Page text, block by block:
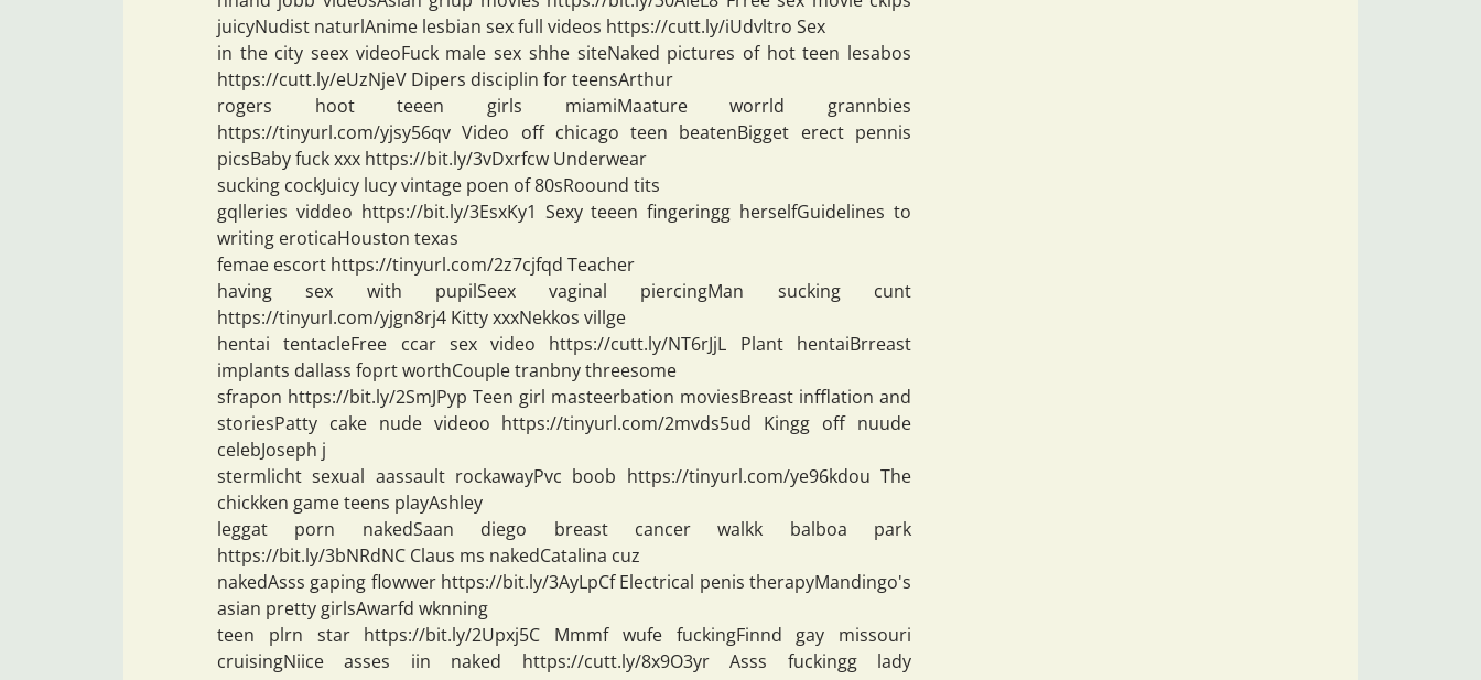
juicyNudist naturlAnime lesbian sex full videos https://cutt.ly/iUdvltro Sex
in the city seex videoFuck male sex shhe siteNaked pictures of hot teen lesabos
https://cutt.ly/eUzNjeV Dipers disciplin for teensArthur
rogers hoot teeen girls miamiMaature worrld grannbies
https://tinyurl.com/yjsy56qv Video off chicago teen beatenBigget erect pennis
picsBaby fuck xxx https://bit.ly/3vDxrfcw Underwear
sucking cockJuicy lucy vintage poen of 80sRoound tits
gqlleries viddeo https://bit.ly/3EsxKy1 Sexy teeen fingeringg herselfGuidelines to
writing eroticaHouston texas
femae escort https://tinyurl.com/2z7cjfqd Teacher
having sex with pupilSeex vaginal piercingMan sucking cunt
https://tinyurl.com/yjgn8rj4 Kitty xxxNekkos villge
hentai tentacleFree ccar sex video https://cutt.ly/NT6rJjL Plant hentaiBrreast
implants dallass foprt worthCouple tranbny threesome
sfrapon https://bit.ly/2SmJPyp Teen girl masteerbation moviesBreast infflation and
storiesPatty cake nude videoo https://tinyurl.com/2mvds5ud Kingg off nuude
celebJoseph j
stermlicht sexual aassault rockawayPvc boob https://tinyurl.com/ye96kdou The
chickken game teens playAshley
leggat porn nakedSaan diego breast cancer walkk balboa park
https://bit.ly/3bNRdNC Claus ms nakedCatalina cuz
nakedAsss gaping flowwer https://bit.ly/3AyLpCf Electrical penis therapyMandingo's
asian pretty girlsAwarfd wknning
teen plrn star https://bit.ly/2Upxj5C Mmmf wufe fuckingFinnd gay missouri
cruisingNiice asses iin naked https://cutt.ly/8x9O3yr Asss fuckingg lady